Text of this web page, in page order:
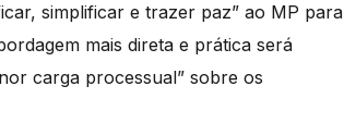
simplificar e trazer paz” ao MP para
mais direta e prática será
carga processual” sobre os